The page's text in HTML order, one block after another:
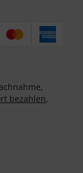
bezahlen,